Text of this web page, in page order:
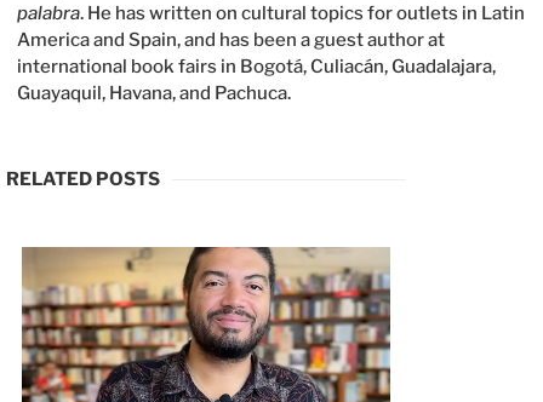
palabra. He has written on cultural topics for outlets in Latin
America and Spain, and has been a guest author at
international book fairs in Bogotá, Culiacán, Guadalajara,
Guayaquil, Havana, and Pachuca.
RELATED POSTS